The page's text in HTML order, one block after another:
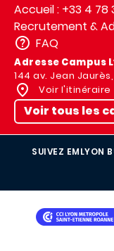
Accueil : +33 4 78
Recrutement &
FAQ
Adresse Campus
144 av. Jean
Voir l'itinéraire
Voir tous les
SUIVEZ EMLYON
IMAGE